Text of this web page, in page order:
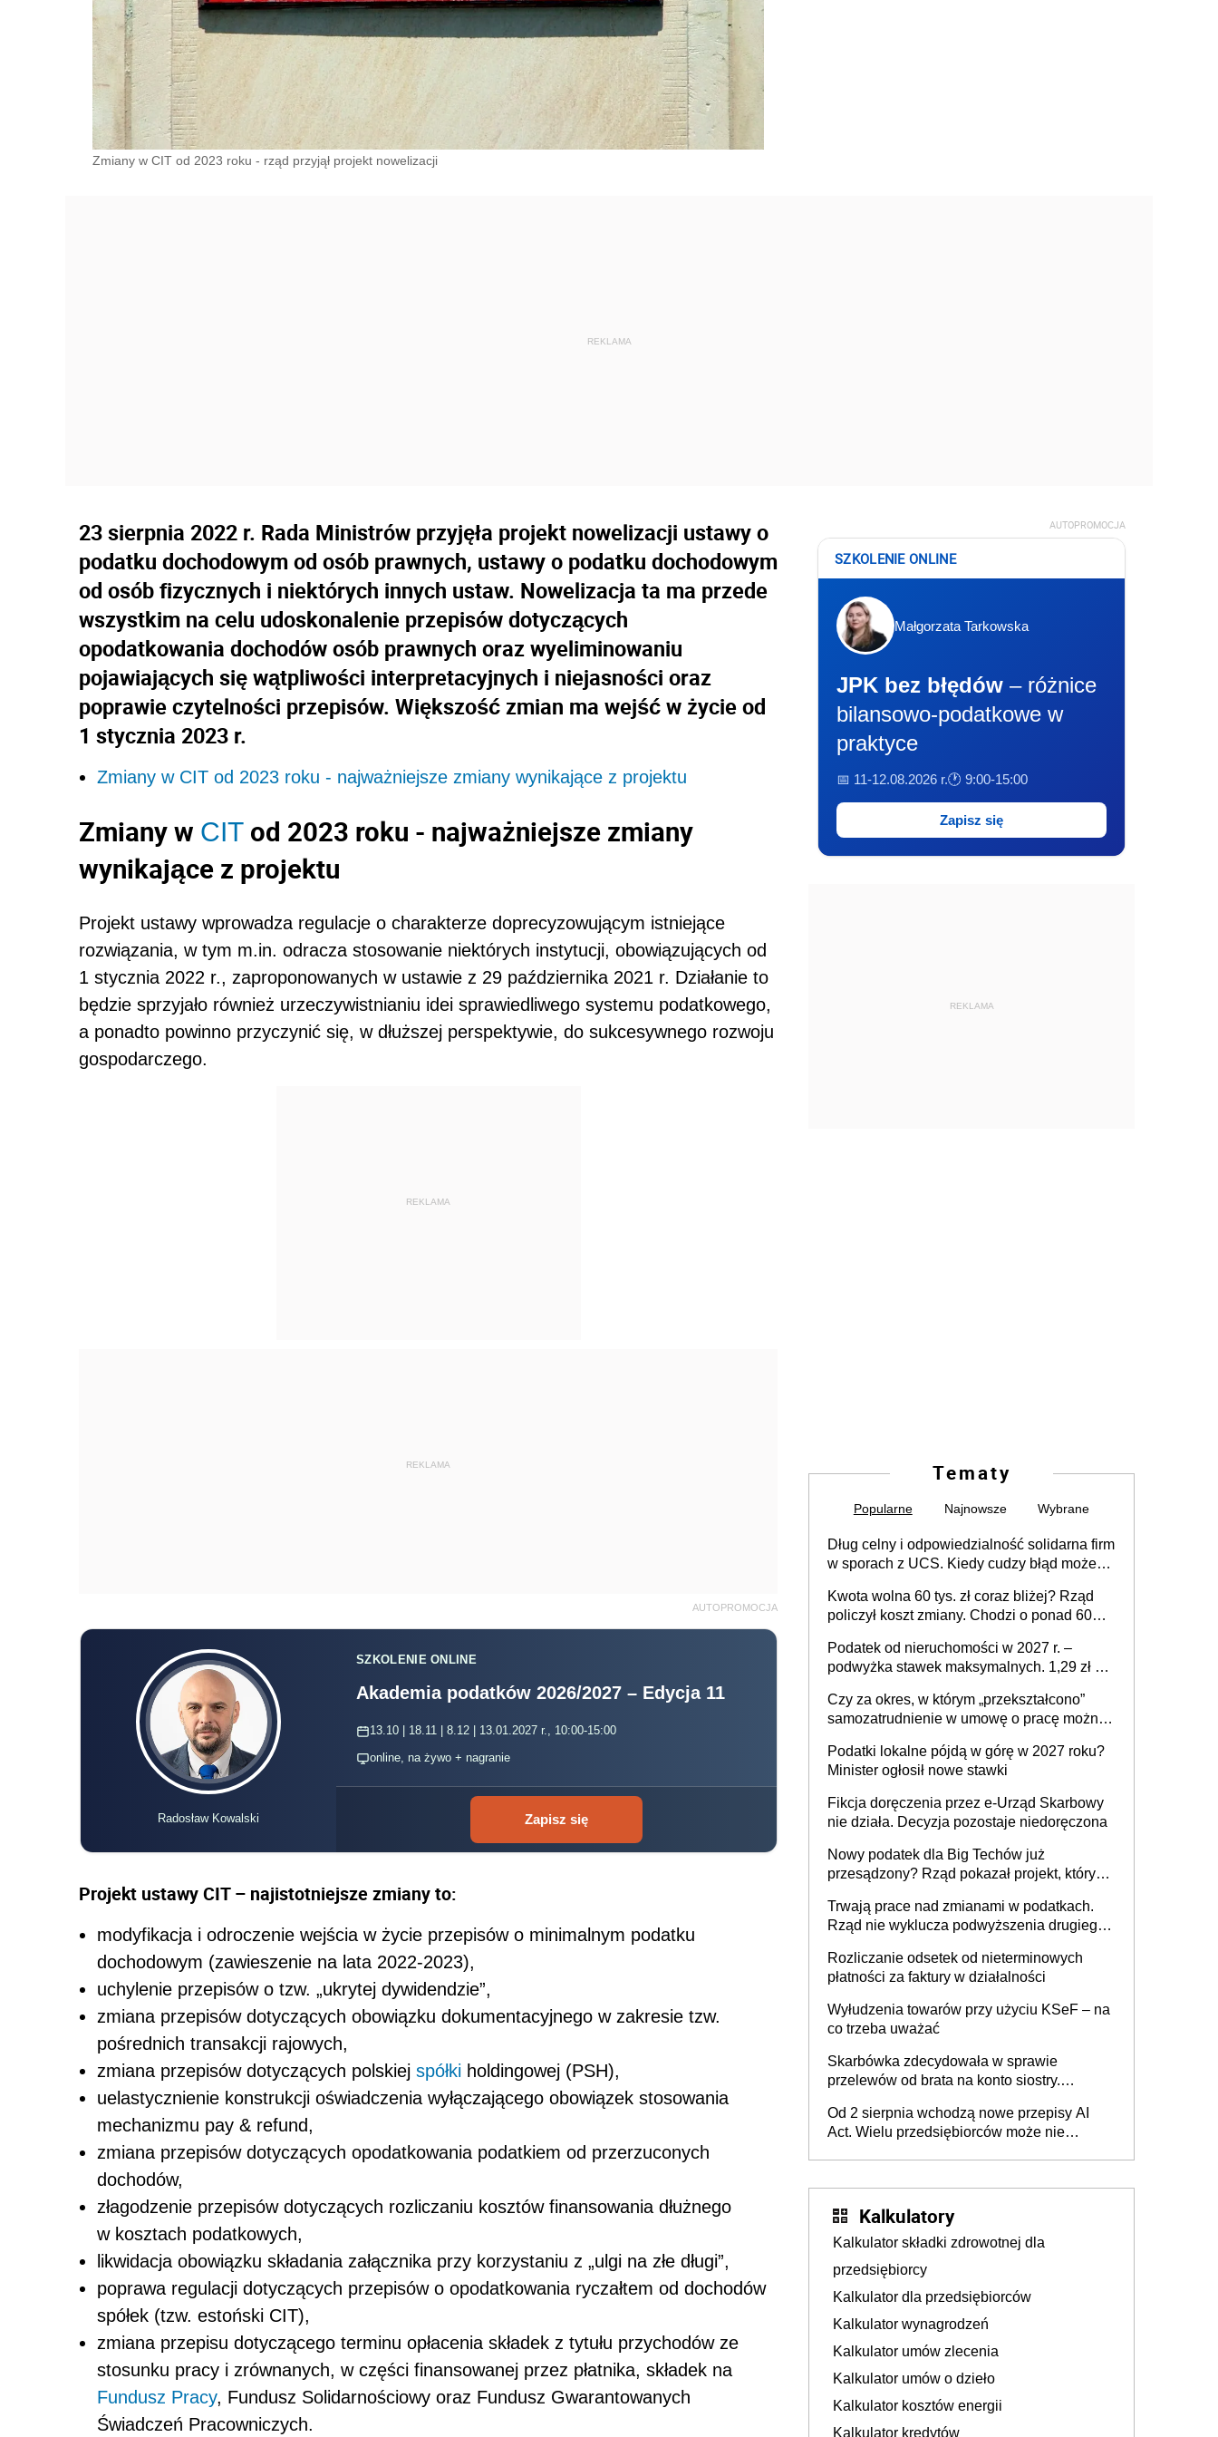
Zmiany w CIT od 2023 roku - rząd przyjął projekt nowelizacji
23 sierpnia 2022 r. Rada Ministrów przyjęła projekt nowelizacji ustawy o
podatku dochodowym od osób prawnych, ustawy o podatku dochodowym
od osób fizycznych i niektórych innych ustaw. Nowelizacja ta ma przede
wszystkim na celu udoskonalenie przepisów dotyczących
opodatkowania dochodów osób prawnych oraz wyeliminowaniu
pojawiających się wątpliwości interpretacyjnych i niejasności oraz
poprawie czytelności przepisów. Większość zmian ma wejść w życie od
1 stycznia 2023 r.
Zmiany w CIT od 2023 roku - najważniejsze zmiany wynikające z projektu
Zmiany w CIT od 2023 roku - najważniejsze zmiany
wynikające z projektu
Projekt ustawy wprowadza regulacje o charakterze doprecyzowującym istniejące
rozwiązania, w tym m.in. odracza stosowanie niektórych instytucji, obowiązujących od
1 stycznia 2022 r., zaproponowanych w ustawie z 29 października 2021 r. Działanie to
będzie sprzyjało również urzeczywistnianiu idei sprawiedliwego systemu podatkowego,
a ponadto powinno przyczynić się, w dłuższej perspektywie, do sukcesywnego rozwoju
gospodarczego.
REKLAMA
REKLAMA
AUTOPROMOCJA
Radosław Kowalski
SZKOLENIE ONLINE
Akademia podatków 2026/2027 – Edycja 11
13.10 | 18.11 | 8.12 | 13.01.2027 r., 10:00-15:00
online, na żywo + nagranie
Zapisz się
Projekt ustawy CIT – najistotniejsze zmiany to:
modyfikacja i odroczenie wejścia w życie przepisów o minimalnym podatku
dochodowym (zawieszenie na lata 2022-2023),
uchylenie przepisów o tzw. „ukrytej dywidendzie”,
zmiana przepisów dotyczących obowiązku dokumentacyjnego w zakresie tzw.
pośrednich transakcji rajowych,
zmiana przepisów dotyczących polskiej spółki holdingowej (PSH),
uelastycznienie konstrukcji oświadczenia wyłączającego obowiązek stosowania
mechanizmu pay & refund,
zmiana przepisów dotyczących opodatkowania podatkiem od przerzuconych
dochodów,
złagodzenie przepisów dotyczących rozliczaniu kosztów finansowania dłużnego
w kosztach podatkowych,
likwidacja obowiązku składania załącznika przy korzystaniu z „ulgi na złe długi”,
poprawa regulacji dotyczących przepisów o opodatkowania ryczałtem od dochodów
spółek (tzw. estoński CIT),
zmiana przepisu dotyczącego terminu opłacenia składek z tytułu przychodów ze
stosunku pracy i zrównanych, w części finansowanej przez płatnika, składek na
Fundusz Pracy, Fundusz Solidarnościowy oraz Fundusz Gwarantowanych
Świadczeń Pracowniczych.
AUTOPROMOCJA
SZKOLENIE ONLINE
Małgorzata Tarkowska
JPK bez błędów – różnice
bilansowo-podatkowe w
praktyce
📅 11-12.08.2026 r.🕐 9:00-15:00
Zapisz się
REKLAMA
Tematy
Popularne Najnowsze Wybrane
Dług celny i odpowiedzialność solidarna firm
w sporach z UCS. Kiedy cudzy błąd może
Kwota wolna 60 tys. zł coraz bliżej? Rząd
policzył koszt zmiany. Chodzi o ponad 60
Podatek od nieruchomości w 2027 r. –
podwyżka stawek maksymalnych. 1,29 zł za
budynków i lokali związanych z
prowadzeniem działalności gospodarczej
Czy za okres, w którym „przekształcono”
samozatrudnienie w umowę o pracę można
umowy cywilnoprawnej jedynym
racjonalnym wyjściem
Podatki lokalne pójdą w górę w 2027 roku?
Minister ogłosił nowe stawki
Fikcja doręczenia przez e-Urząd Skarbowy
nie działa. Decyzja pozostaje niedoręczona
Nowy podatek dla Big Techów już
przesądzony? Rząd pokazał projekt, który
Trwają prace nad zmianami w podatkach.
Rząd nie wyklucza podwyższenia drugiego
Rozliczanie odsetek od nieterminowych
płatności za faktury w działalności
Wyłudzenia towarów przy użyciu KSeF – na
co trzeba uważać
Skarbówka zdecydowała w sprawie
przelewów od brata na konto siostry.
darowizna, ale podatku jednak nie będzie
Od 2 sierpnia wchodzą nowe przepisy AI
Act. Wielu przedsiębiorców może nie
Kalkulatory
Kalkulator składki zdrowotnej dla
przedsiębiorcy
Kalkulator dla przedsiębiorców
Kalkulator wynagrodzeń
Kalkulator umów zlecenia
Kalkulator umów o dzieło
Kalkulator kosztów energii
Kalkulator kredytów